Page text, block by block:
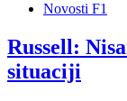
Novosti F1
Russell:
situaciji